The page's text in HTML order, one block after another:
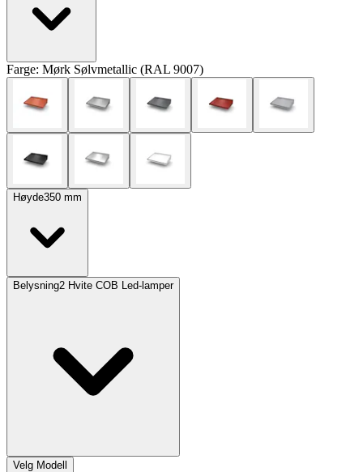
Farge: Mørk Sølvmetallic (RAL 9007)
Høyde350 mm
Belysning2 Hvite COB Led-lamper
Velg Modell